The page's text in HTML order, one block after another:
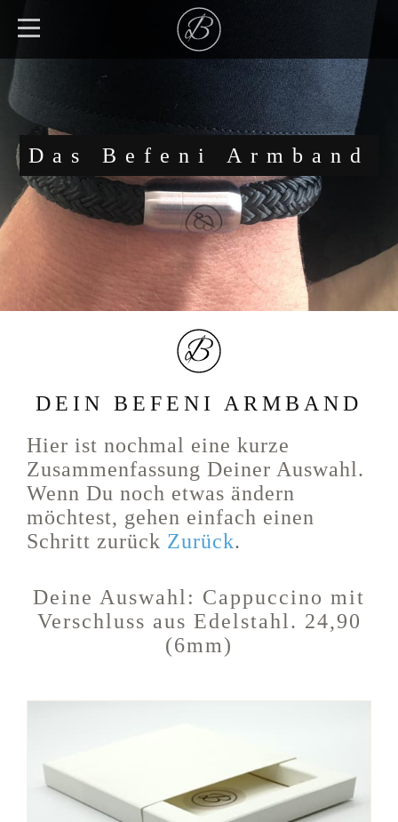
Das Befeni Armband
DEIN BEFENI ARMBAND
Hier ist nochmal eine kurze
Zusammenfassung Deiner Auswahl.
Wenn Du noch etwas ändern
möchtest, gehen einfach einen
Schritt zurück Zurück.
Deine Auswahl: Cappuccino mit
Verschluss aus Edelstahl. 24,90
(6mm)